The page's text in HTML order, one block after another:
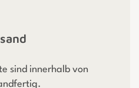
sind innerhalb von